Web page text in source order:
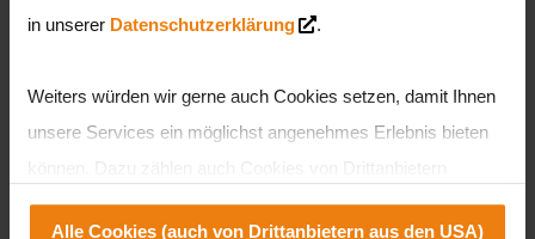
in unserer Datenschutzerklärung .
Weiters würden wir gerne auch Cookies setzen, damit Ihnen
unsere Services ein möglichst angenehmes Erlebnis bieten
teilweise aus den USA. Sie können entweder alle Cookies
Alle Cookies (auch von Drittanbietern aus den USA)